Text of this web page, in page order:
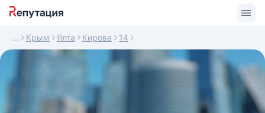
Крым Ялта Кирова 14